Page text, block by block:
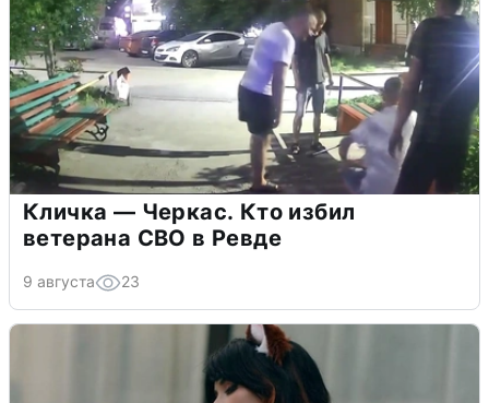
Кличка — Черкас. Кто избил
ветерана СВО в Ревде
9 августа 23